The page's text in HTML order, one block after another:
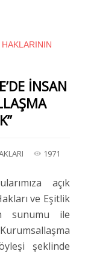
İNSAN
1971
açık
ve Eşitlik
sunumu ile
şeklinde